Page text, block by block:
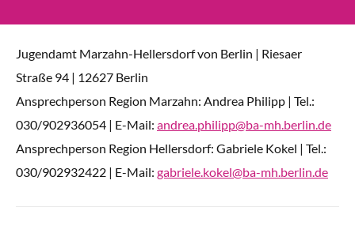
Jugendamt Marzahn-Hellersdorf von Berlin | Riesaer
Straße 94 | 12627 Berlin
Ansprechperson Region Marzahn: Andrea Philipp | Tel.:
030/902936054 | E-Mail: andrea.philipp@ba-mh.berlin.de
Ansprechperson Region Hellersdorf: Gabriele Kokel | Tel.:
030/902932422 | E-Mail: gabriele.kokel@ba-mh.berlin.de